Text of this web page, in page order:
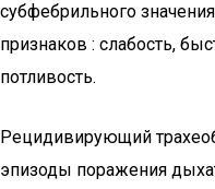
субфебрильного
признаков : слабость,
потливость.
Рецидивирующий
эпизоды поражения